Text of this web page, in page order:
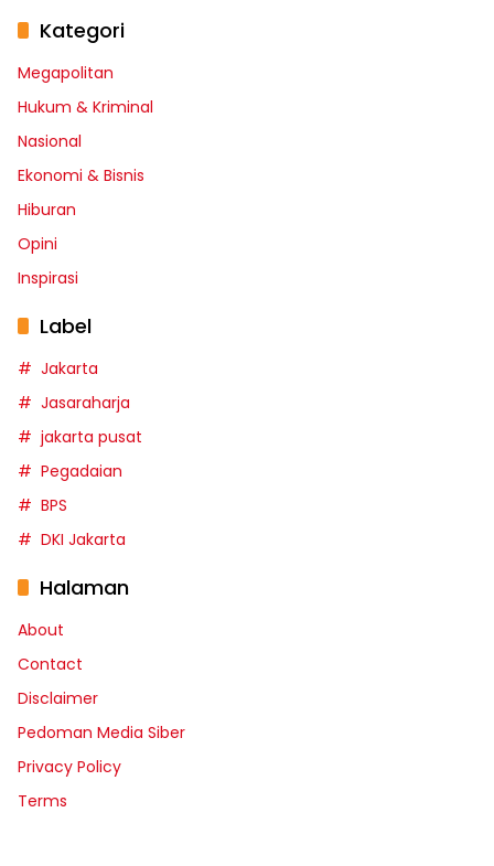
Kategori
Megapolitan
Hukum & Kriminal
Nasional
Ekonomi & Bisnis
Hiburan
Opini
Inspirasi
Label
Jakarta
Jasaraharja
jakarta pusat
Pegadaian
BPS
DKI Jakarta
Halaman
About
Contact
Disclaimer
Pedoman Media Siber
Privacy Policy
Terms